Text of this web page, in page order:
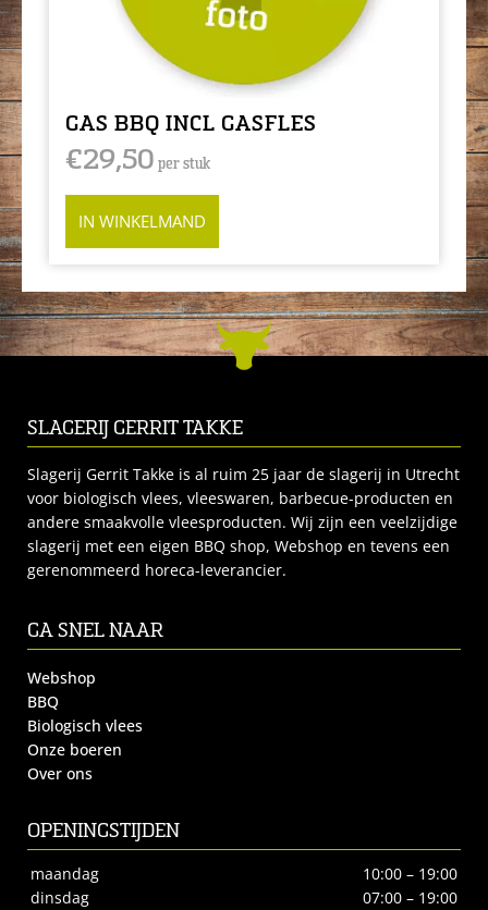
GAS BBQ INCL GASFLES
€29,50 per stuk
IN WINKELMAND
SLAGERIJ GERRIT TAKKE
Slagerij Gerrit Takke is al ruim 25 jaar de slagerij in Utrecht
voor biologisch vlees, vleeswaren, barbecue-producten en
andere smaakvolle vleesproducten. Wij zijn een veelzijdige
slagerij met een eigen BBQ shop, Webshop en tevens een
gerenommeerd horeca-leverancier.
GA SNEL NAAR
Webshop
BBQ
Biologisch vlees
Onze boeren
Over ons
OPENINGSTIJDEN
maandag
10:00 – 19:00
dinsdag
07:00 – 19:00